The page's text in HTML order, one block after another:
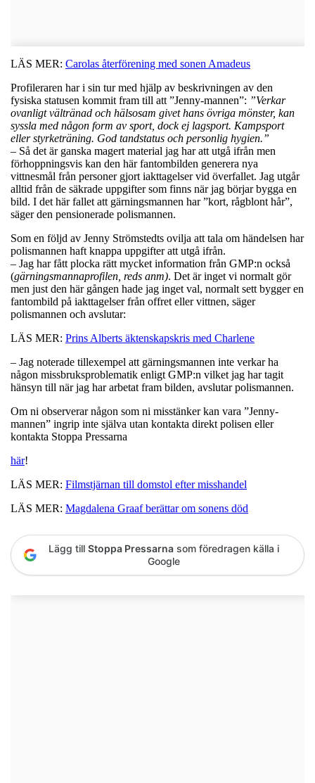
LÄS MER: Carolas återförening med sonen Amadeus
Profileraren har i sin tur med hjälp av beskrivningen av den
fysiska statusen kommit fram till att ”Jenny-mannen”: ”Verkar
ovanligt vältränad och hälsosam givet hans övriga mönster, kan
syssla med någon form av sport, dock ej lagsport. Kampsport
eller styrketräning. God tandstatus och personlig hygien.”
– Så det är ganska magert material jag har att utgå ifrån men
förhoppningsvis kan den här fantombilden generera nya
vittnesmål från personer gjort iakttagelser vid överfallet. Jag utgår
alltid från de säkrade uppgifter som finns när jag börjar bygga en
bild. I det här fallet att gärningsmannen har ”kort, rågblont hår”,
säger den pensionerade polismannen.
Som en följd av Jenny Strömstedts ovilja att tala om händelsen har
polismannen haft knappa uppgifter att utgå ifrån.
– Jag har fått plocka rätt mycket information från GMP:n också
(gärningsmannaprofilen, reds anm). Det är inget vi normalt gör
men just den här gången hade jag inget val, normalt sett bygger en
fantombild på iakttagelser från offret eller vittnen, säger
polismannen och avslutar:
LÄS MER: Prins Alberts äktenskapskris med Charlene
– Jag noterade tillexempel att gärningsmannen inte verkar ha
någon missbruksproblematik enligt GMP:n vilket jag har tagit
hänsyn till när jag har arbetat fram bilden, avslutar polismannen.
Om ni observerar någon som ni misstänker kan vara ”Jenny-
mannen” ingrip inte själva utan kontakta direkt polisen eller
kontakta Stoppa Pressarna
här!
LÄS MER: Filmstjärnan till domstol efter misshandel
LÄS MER: Magdalena Graaf berättar om sonens död
Lägg till Stoppa Pressarna som föredragen källa i
Google